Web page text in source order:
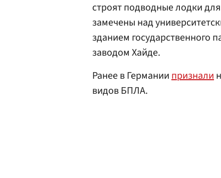
строят подводные лодки
замечены над
зданием
заводом Хайде.
Ранее в Германиипризнали
видов БПЛА.